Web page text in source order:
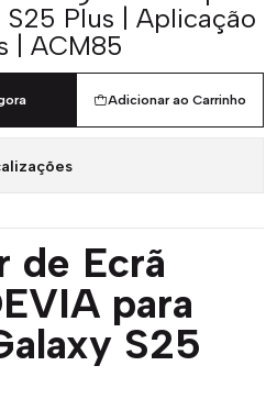
Plus | Aplicação
| ACM85
Adicionar ao Carrinho
de Ecrã
para
S25